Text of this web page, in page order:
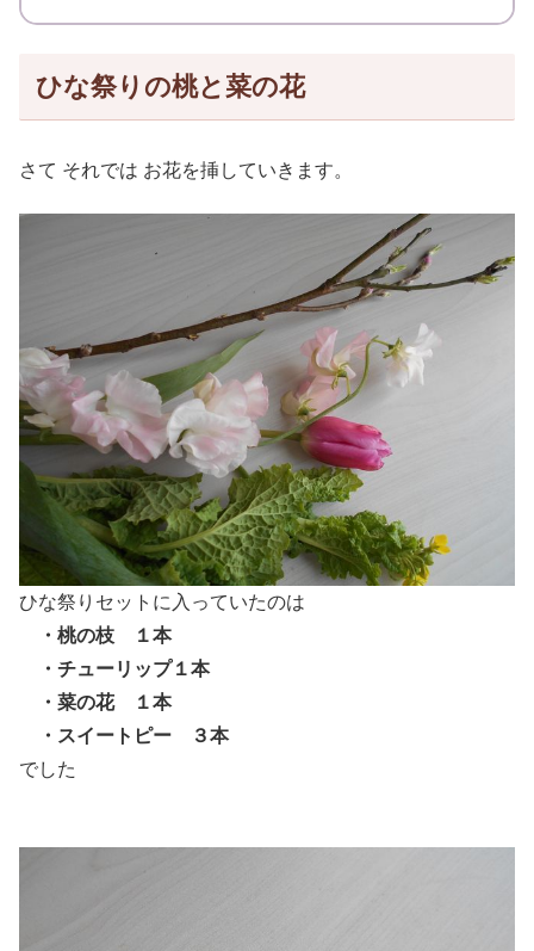
ひな祭りの桃と菜の花
さて それでは お花を挿していきます。
ひな祭りセットに入っていたのは
・桃の枝 １本
・チューリップ１本
・菜の花 １本
・スイートピー ３本
でした